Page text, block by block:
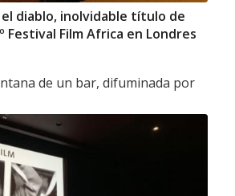
diablo, inolvidable título de
Festival Film Africa en Londres
de un bar, difuminada por